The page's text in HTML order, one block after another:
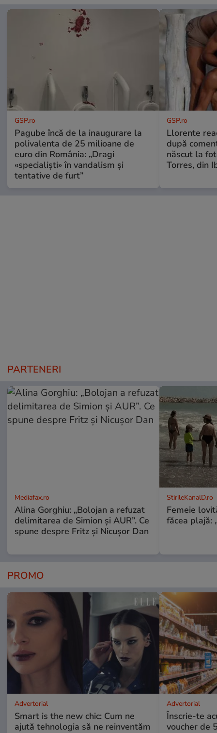
GSP.ro
Pagube încă de la inaugurare la
polivalenta de 25 milioane de
euro din România: „Dragi
«specialiști» în vandalism și
tentative de furt”
GSP.ro
Llorente
după
născut la
Torres, din
PARTENERI
Mediafax.ro
Alina Gorghiu: „Bolojan a refuzat
delimitarea de Simion și AUR”. Ce
spune despre Fritz și Nicușor Dan
StirileKanalD.ro
Femeie
făcea plajă:
PROMO
Advertorial
Smart is the new chic: Cum ne
ajută tehnologia să ne reinventăm
Advertorial
Înscrie-te
voucher de